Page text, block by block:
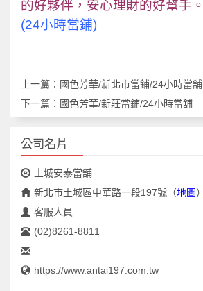
的好夥伴，安心理財的好幫手。
(24小時當鋪)
上一篇： 國色芳華/新北市當鋪/24小時當舖
下一篇： 國色芳華/新莊當鋪/24小時當舖
公司名片
土城安泰當舖
新北市土城區中華路一段197號 （地圖）
客服人員
(02)8261-8811
https://www.antai197.com.tw